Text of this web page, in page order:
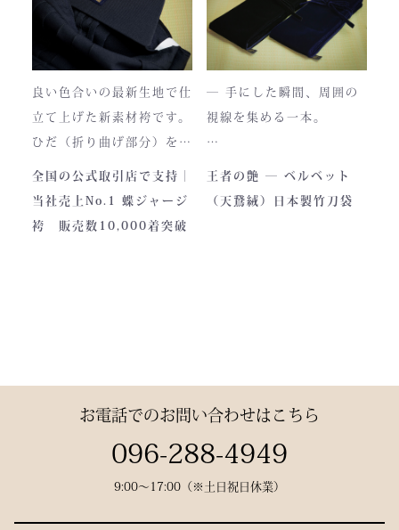
使い込むほどに色は落ち着
き、
あなただけの一着へと育っ
ていきます。
藍が変化していく時間ご
と、お楽しみください。
い今、
この袴は、一針一針に魂を
込めて仕立てられた 日本
最高峰の逸品 です。
製作の地は、火の国・熊
数々の名勝負の舞台にも選
ばれた、 純日本製の誇り
生地には、埼玉・武州の老
良い色合いの最新生地で仕
立て上げた新素材袴です。
ひだ（折り曲げ部分）を縫
い込んでありますので洗濯
しても崩れが少なく簡単に
折りたためます。
全国の公式取引店で支持｜
当社売上No.1 蝶ジャージ
袴 販売数10,000着突破
― 手にした瞬間、周囲の
視線を集める一本。
深く艶めくベルベットの光
沢。
す。
試合会場で竹刀袋を手に取
った瞬間、
「何だ、あれは？」と視線
王者の艶 ― ベルベット
（天鵞絨）日本製竹刀袋
お電話でのお問い合わせはこちら
096-288-4949
9:00〜17:00（※土日祝日休業）